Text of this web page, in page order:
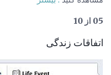
05 از 10
اتفاقات زندگی